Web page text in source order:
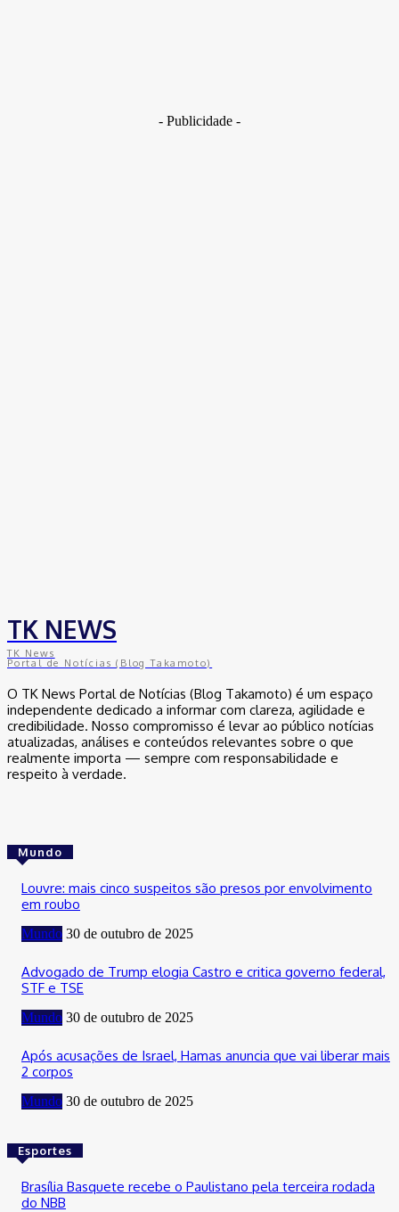
- Publicidade -
TK NEWS
TK News
Portal de Notícias (Blog Takamoto)
O TK News Portal de Notícias (Blog Takamoto) é um espaço
independente dedicado a informar com clareza, agilidade e
credibilidade. Nosso compromisso é levar ao público notícias
atualizadas, análises e conteúdos relevantes sobre o que
realmente importa — sempre com responsabilidade e
respeito à verdade.
Mundo
Louvre: mais cinco suspeitos são presos por envolvimento
em roubo
Mundo 30 de outubro de 2025
Advogado de Trump elogia Castro e critica governo federal,
STF e TSE
Mundo 30 de outubro de 2025
Após acusações de Israel, Hamas anuncia que vai liberar mais
2 corpos
Mundo 30 de outubro de 2025
Esportes
Brasília Basquete recebe o Paulistano pela terceira rodada
do NBB